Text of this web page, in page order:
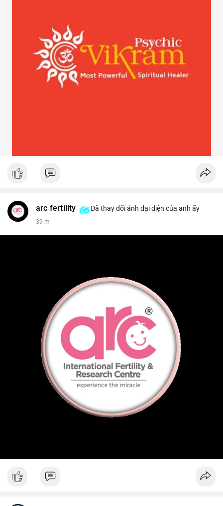
arc fertility Đã thay đổi ảnh đại diện của anh ấy
39 m